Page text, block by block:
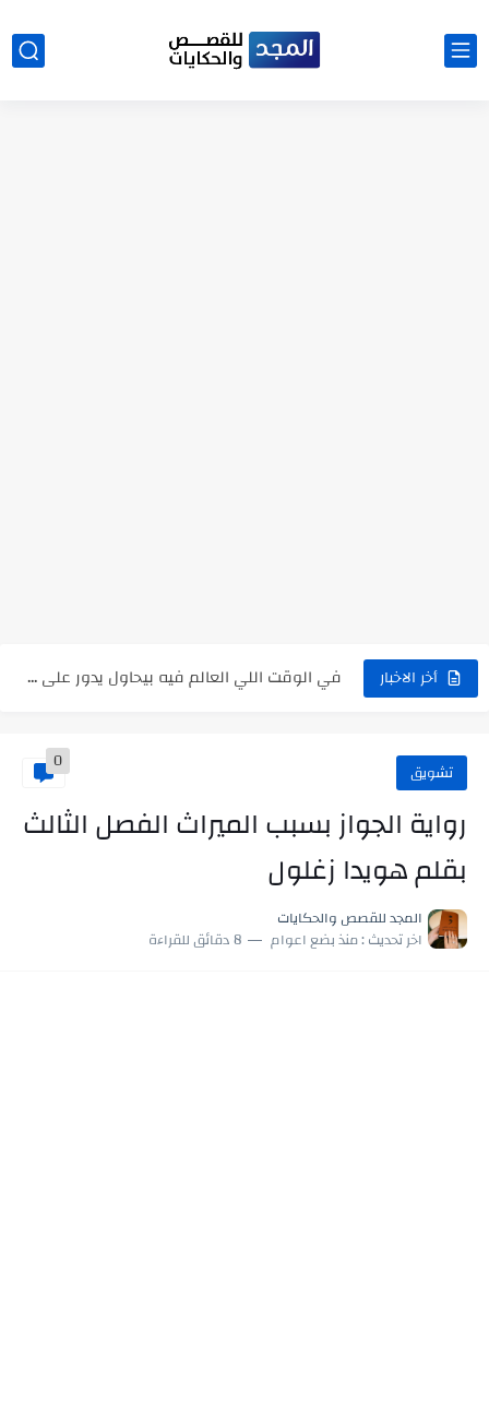
أخر الاخبار
في الوقت اللي العالم فيه بيحاول يدور على هويته ،...
تشويق 0
رواية الجواز بسبب الميراث الفصل الثالث
بقلم هويدا زغلول
المجد للقصص والحكايات
اخر تحديث :منذ بضع اعوام 8 دقائق للقراءة